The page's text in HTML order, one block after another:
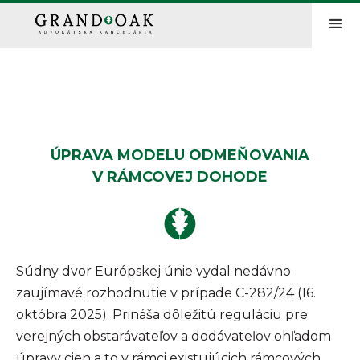
ÚPRAVA MODELU ODMEŇOVANIA
V RÁMCOVEJ DOHODE
Súdny dvor Európskej únie vydal nedávno
zaujímavé rozhodnutie v prípade C-282/24 (16.
októbra 2025). Prináša dôležitú reguláciu pre
verejných obstarávateľov a dodávateľov ohľadom